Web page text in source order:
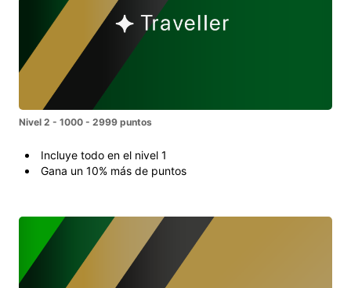
Nivel 2 - 1000 - 2999 puntos
Incluye todo en el nivel 1
Gana un 10% más de puntos